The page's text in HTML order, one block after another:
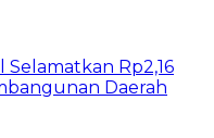
Rp2,16
Daerah